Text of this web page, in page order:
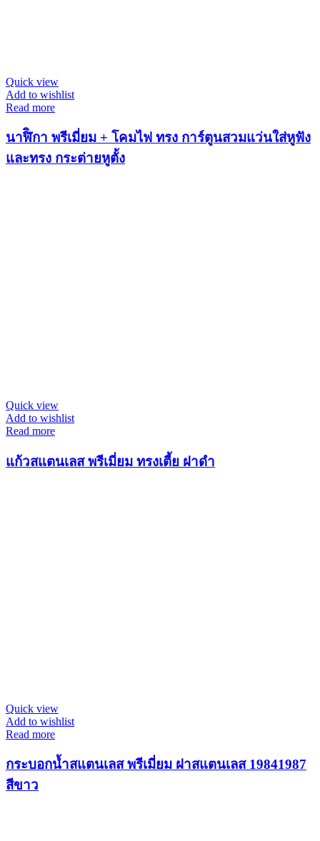
Quick view
Add to wishlist
Read more
นาฬิิกา พรีเมี่ยม + โคมไฟ ทรง การ์ตูนสวมแว่นใส่หูฟัง
และทรง กระต่ายหูตั้ง
Quick view
Add to wishlist
Read more
แก้วสแตนเลส พรีเมี่ยม ทรงเตี้ย ฝาดำ
Quick view
Add to wishlist
Read more
กระบอกน้ำสแตนเลส พรีเมี่ยม ฝาสแตนเลส 19841987
สีขาว